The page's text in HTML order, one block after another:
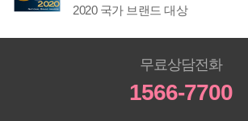
2020 국가 브랜드 대상
무료상담전화
1566-7700